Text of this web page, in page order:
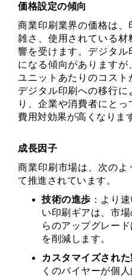
価格設定の傾向
商業印刷業界の価格は
雑さ、使用されている
響を受けます。デジタ
になる傾向があります
ユニットあたりのコスト
デジタル印刷への移行
り、企業や消費者にと
費用対効果が高くなりま
成長因子
商業印刷市場は、次のよ
て推進されています。
技術の進歩 ：より
い印刷ギアは、市
らのアップグレー
を削減します。
カスタマイズされ
くのバイヤーが個